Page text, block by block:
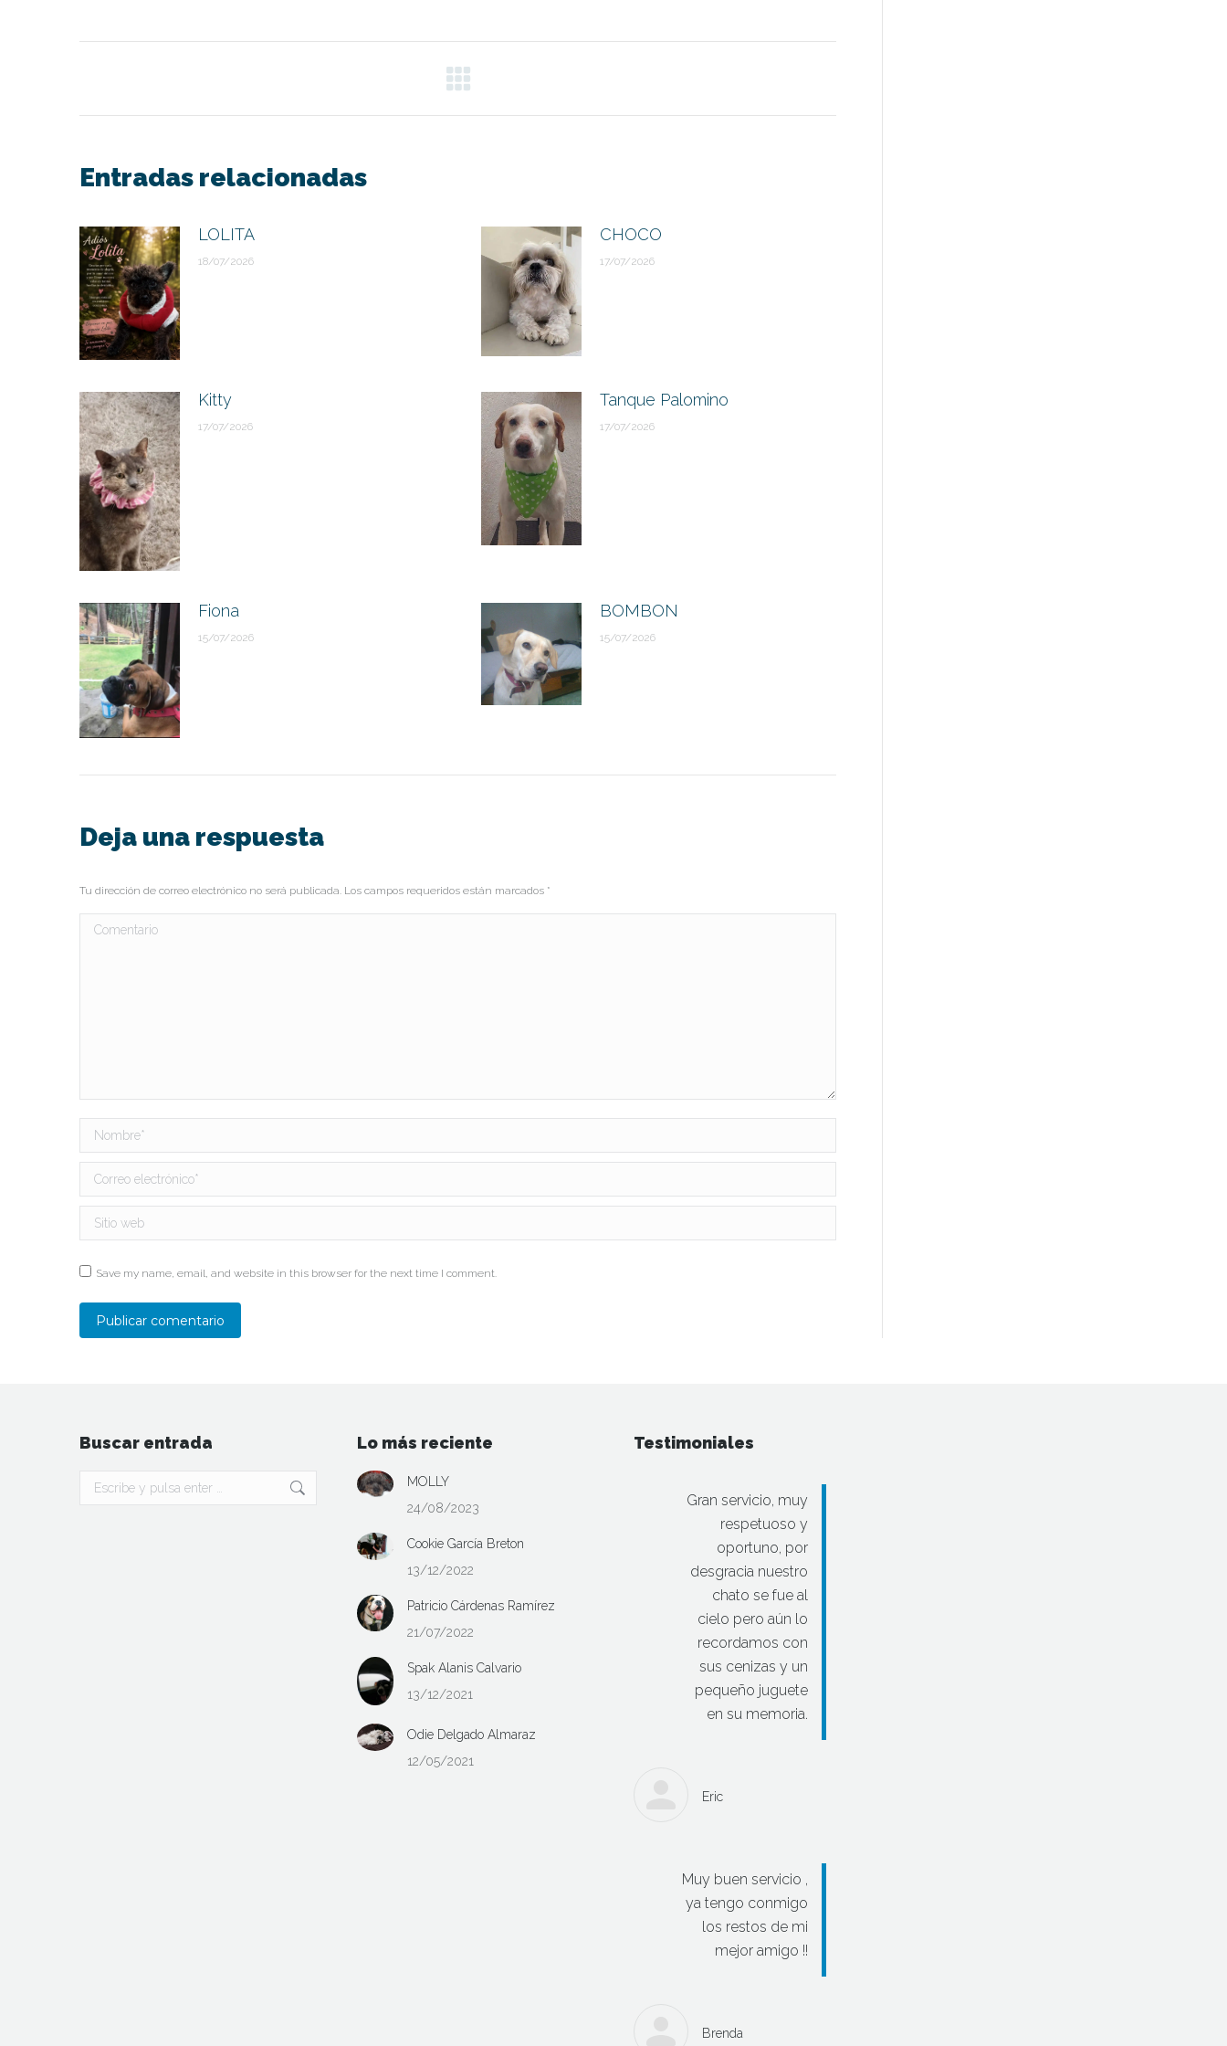
entre
publicaciones
Entradas relacionadas
LOLITA
18/07/2026
CHOCO
17/07/2026
Kitty
17/07/2026
Tanque Palomino
17/07/2026
Fiona
15/07/2026
BOMBON
15/07/2026
Deja una respuesta
Tu dirección de correo electrónico no será publicada. Los campos requeridos están marcados *
Comentario
Nombre *
Correo electrónico *
Sitio web
Save my name, email, and website in this browser for the next time I comment.
Publicar comentario
Buscar entrada
Buscar:
Lo más reciente
MOLLY
24/08/2023
Cookie García Breton
13/12/2022
Patricio Cárdenas Ramírez
21/07/2022
Spak Alanis Calvario
13/12/2021
Odie Delgado Almaraz
12/05/2021
Testimoniales
Gran servicio, muy
respetuoso y
oportuno, por
desgracia nuestro
chato se fue al
cielo pero aún lo
recordamos con
sus cenizas y un
pequeño juguete
en su memoria.
Eric
Muy buen servicio ,
ya tengo conmigo
los restos de mi
mejor amigo !!
Brenda